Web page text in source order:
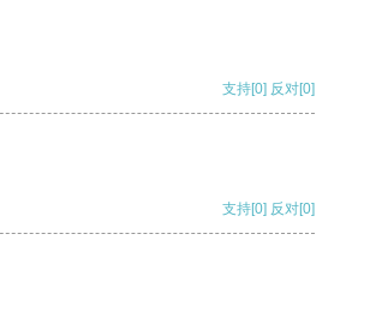
支持[0] 反对[0]
支持[0] 反对[0]